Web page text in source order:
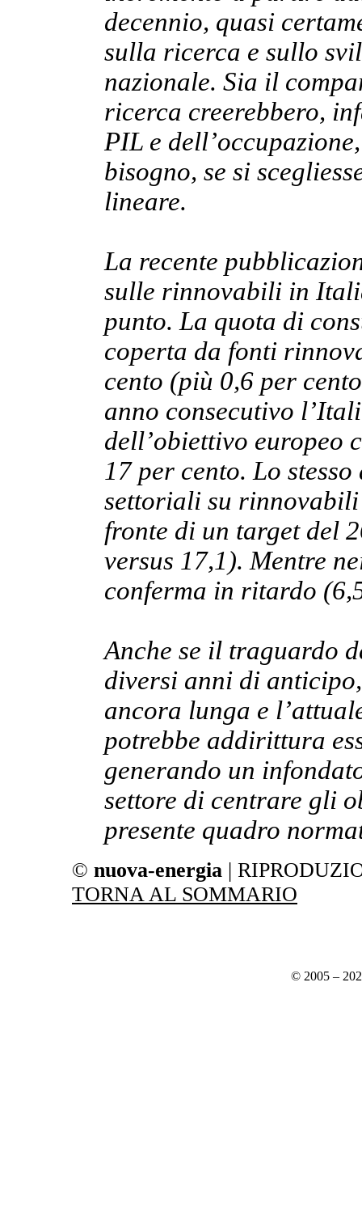
decennio, quasi
sulla ricerca e sullo
nazionale. Sia il
ricerca creerebbero,
PIL e
bisogno, se si
lineare.
La recente
sulle rinnovabili in
punto. La quota di
coperta da fonti
cento (più 0,6 per
anno consecutivo
dell’obiettivo europeo
17 per cento. Lo
settoriali su
fronte di un target del
versus 17,1). Mentre
conferma in ritardo
Anche se il traguardo
diversi anni di
ancora lunga e
potrebbe addirittura
generando un
settore di centrare gli
presente quadro
© nuova-energia |
TORNA AL SOMMARIO
© 2005 –